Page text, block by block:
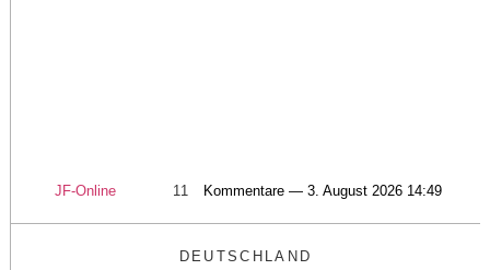
JF-Online 11 Kommentare — 3. August 2026 14:49
DEUTSCHLAND